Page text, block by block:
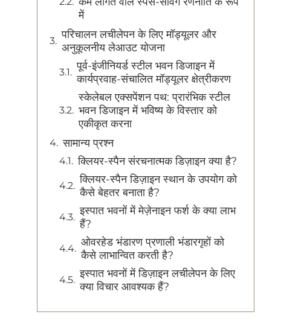
में
परिचालन लचीलेपन के लिए मॉड्यूलर और
अनुकूलनीय लेआउट योजना
पूर्व-इंजीनियर्ड स्टील भवन डिजाइन में
कार्यप्रवाह-संचालित मॉड्यूलर क्षेत्रीकरण
स्केलेबल एक्सपेंशन पथ: प्रारंभिक स्टील
भवन डिजाइन में भविष्य के विस्तार को
एकीकृत करना
सामान्य प्रश्न
क्लियर-स्पैन संरचनात्मक डिज़ाइन क्या है?
क्लियर-स्पैन डिज़ाइन स्थान के उपयोग को
कैसे बेहतर बनाता है?
इस्पात भवनों में मेज़ेनाइन फर्श के क्या लाभ
हैं?
ओवरहेड भंडारण प्रणाली भंडारगृहों को
कैसे लाभान्वित करती है?
इस्पात भवनों में डिज़ाइन लचीलेपन के लिए
क्या विचार आवश्यक हैं?